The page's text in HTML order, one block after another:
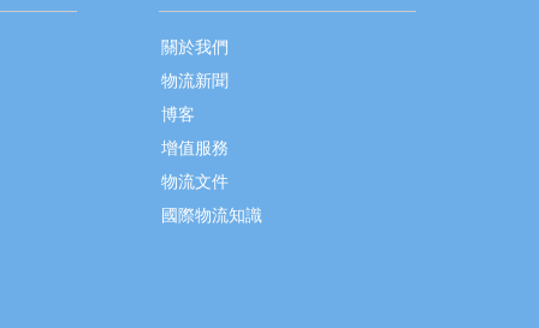
關於我們
物流新聞
博客
增值服務
物流文件
國際物流知識